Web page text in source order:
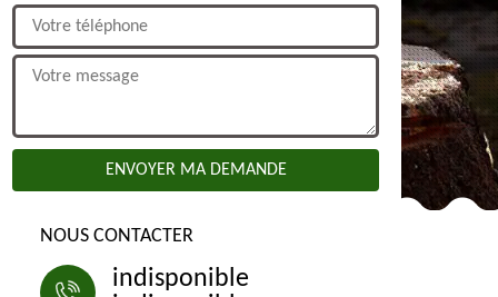
NOUS CONTACTER
indisponible